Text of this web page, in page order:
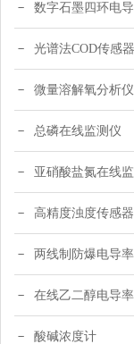
数字石墨四环电
光谱法COD传感器
微量溶解氧分析仪
总磷在线监测仪
亚硝酸盐氮在线
高精度浊度传感
两线制防爆电导
在线乙二醇电导
酸碱浓度计